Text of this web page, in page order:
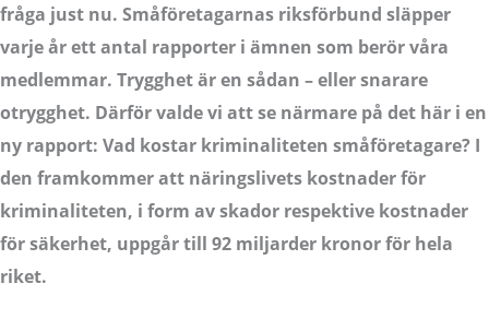
fråga just nu. Småföretagarnas riksförbund släpper
varje år ett antal rapporter i ämnen som berör våra
medlemmar. Trygghet är en sådan – eller snarare
otrygghet. Därför valde vi att se närmare på det här i en
ny rapport: Vad kostar kriminaliteten småföretagare? I
den framkommer att näringslivets kostnader för
kriminaliteten, i form av skador respektive kostnader
för säkerhet, uppgår till 92 miljarder kronor för hela
riket.